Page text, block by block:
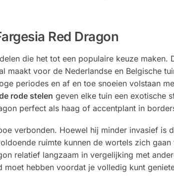
Red Dragon
die het tot een populaire keuze maken.
maakt voor de Nederlandse en Belgische
periodes en af en toe snoeien volstaan
rode stelen geven elke tuin een exotische
perfect als haag of accentplant in
verbonden. Hoewel hij minder invasief is
ruimte kunnen de wortels zich
relatief langzaam in vergelijking met
hebben voordat je volledig kunt